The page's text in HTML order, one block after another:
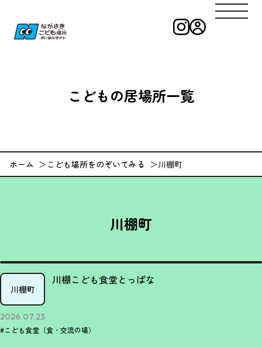
ながさきこども
こどもの居場所一覧
ホーム こども場所をのぞいてみる 川棚町
川棚町
川棚町
川棚こども食堂とっぱな
2026.07.23
#こども食堂（食・交流の場）